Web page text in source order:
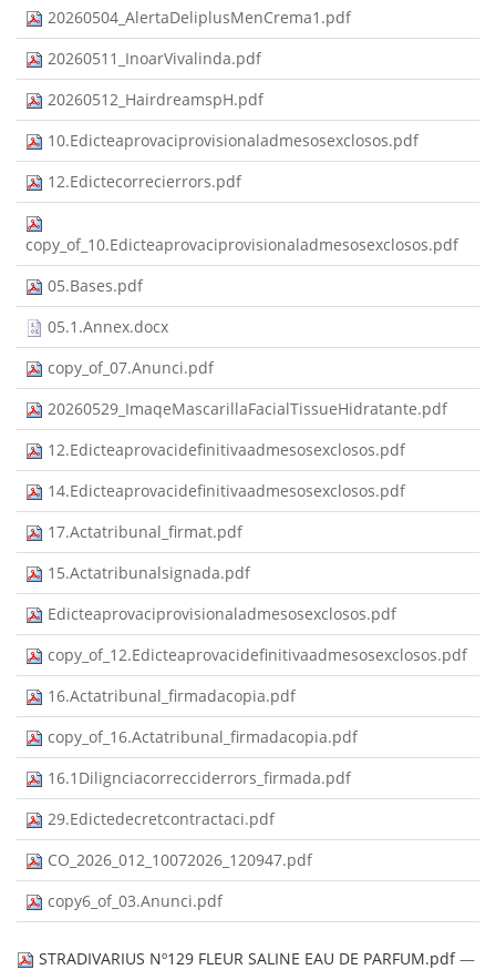
20260504_AlertaDeliplusMenCrema1.pdf
20260511_InoarVivalinda.pdf
20260512_HairdreamspH.pdf
10.Edicteaprovaciprovisionaladmesosexclosos.pdf
12.Edictecorrecierrors.pdf
copy_of_10.Edicteaprovaciprovisionaladmesosexclosos.pdf
05.Bases.pdf
05.1.Annex.docx
copy_of_07.Anunci.pdf
20260529_ImaqeMascarillaFacialTissueHidratante.pdf
12.Edicteaprovacidefinitivaadmesosexclosos.pdf
14.Edicteaprovacidefinitivaadmesosexclosos.pdf
17.Actatribunal_firmat.pdf
15.Actatribunalsignada.pdf
Edicteaprovaciprovisionaladmesosexclosos.pdf
copy_of_12.Edicteaprovacidefinitivaadmesosexclosos.pdf
16.Actatribunal_firmadacopia.pdf
copy_of_16.Actatribunal_firmadacopia.pdf
16.1Dilignciacorrecciderrors_firmada.pdf
29.Edictedecretcontractaci.pdf
CO_2026_012_10072026_120947.pdf
copy6_of_03.Anunci.pdf
STRADIVARIUS Nº129 FLEUR SALINE EAU DE PARFUM.pdf—